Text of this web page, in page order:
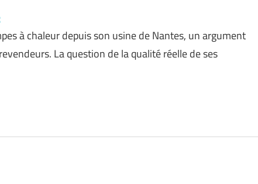
à chaleur depuis son usine de Nantes, un argument
La question de la qualité réelle de ses